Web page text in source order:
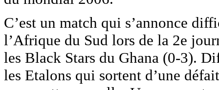
C’est un match qui s’annonce
l’Afrique du Sud lors de la 2e
les Black Stars du Ghana (0-3).
les Etalons qui sortent d’une